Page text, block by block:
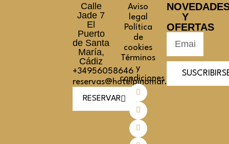
Calle
Jade 7
El
Puerto
de Santa
María,
Cádiz
+34956058646
reservas@hotelpinomar.com
RESERVAR
Aviso
legal
Política
de
cookies
Términos
y
condiciones
Y
OFERTAS